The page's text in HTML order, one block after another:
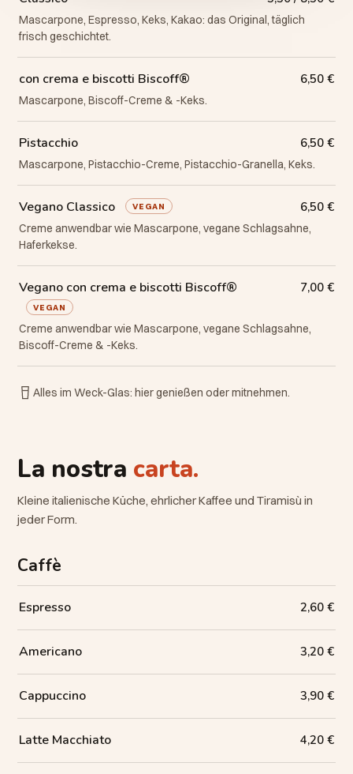
Mascarpone, Espresso, Keks, Kakao: das Original, täglich
frisch geschichtet.
con crema e biscotti Biscoff® 6,50 €
Mascarpone, Biscoff-Creme & -Keks.
Pistacchio 6,50 €
Mascarpone, Pistacchio-Creme, Pistacchio-Granella, Keks.
Vegano Classico VEGAN 6,50 €
Creme anwendbar wie Mascarpone, vegane Schlagsahne,
Haferkekse.
Vegano con crema e biscotti Biscoff®
VEGAN
7,00 €
Creme anwendbar wie Mascarpone, vegane Schlagsahne,
Biscoff-Creme & -Keks.
Alles im Weck-Glas: hier genießen oder mitnehmen.
La nostra carta.
Kleine italienische Küche, ehrlicher Kaffee und Tiramisù in
jeder Form.
Caffè
Espresso 2,60 €
Americano 3,20 €
Cappuccino 3,90 €
Latte Macchiato 4,20 €